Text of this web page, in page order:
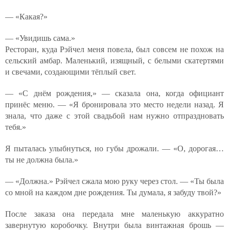
— «Какая?»
— «Увидишь сама.»
Ресторан, куда Рэйчел меня повела, был совсем не похож на
сельский амбар. Маленький, изящный, с белыми скатертями
и свечами, создающими тёплый свет.
— «С днём рождения,» — сказала она, когда официант
принёс меню. — «Я бронировала это место недели назад. Я
знала, что даже с этой свадьбой нам нужно отпраздновать
тебя.»
Я пыталась улыбнуться, но губы дрожали. — «О, дорогая…
ты не должна была.»
— «Должна.» Рэйчел сжала мою руку через стол. — «Ты была
со мной на каждом дне рождения. Ты думала, я забуду твой?»
После заказа она передала мне маленькую аккуратно
завернутую коробочку. Внутри была винтажная брошь —